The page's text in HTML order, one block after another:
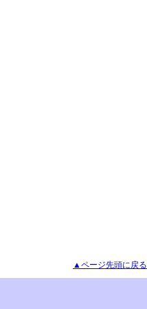
▲ページ先頭に戻る